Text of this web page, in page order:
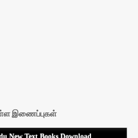
இணைப்புகள்